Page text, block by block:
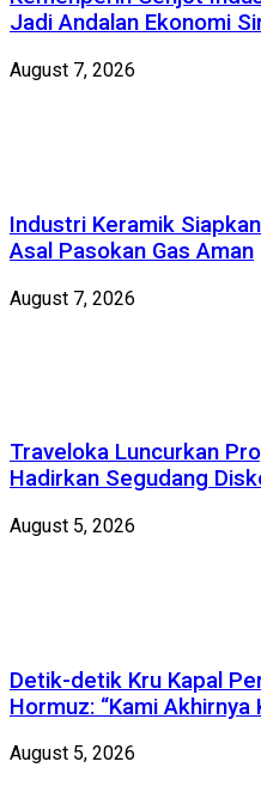
Jadi Andalan Ekonomi
August 7, 2026
Industri Keramik
Asal Pasokan Gas Aman
August 7, 2026
Traveloka Luncurkan
Hadirkan Segudang
August 5, 2026
Detik-detik Kru Kapal
Hormuz: “Kami
August 5, 2026